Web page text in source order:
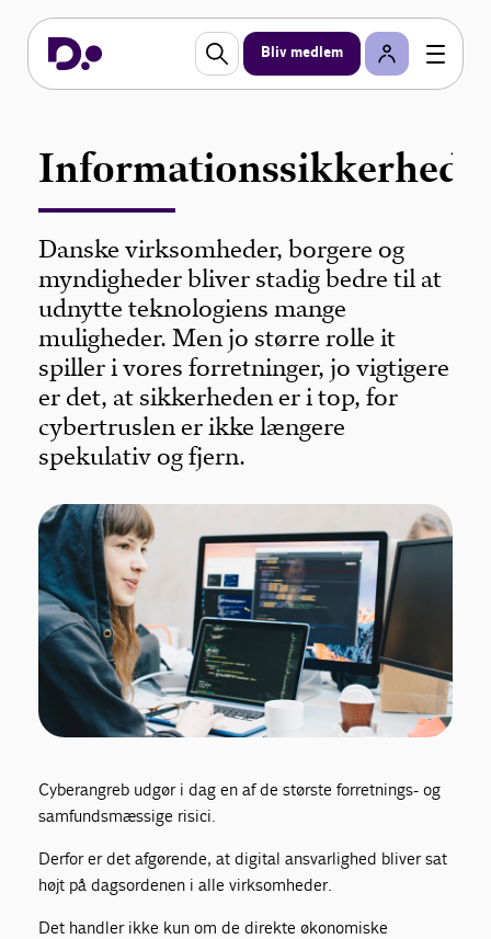
Bliv medlem
Informationssikkerhed
Danske virksomheder, borgere og
myndigheder bliver stadig bedre til at
udnytte teknologiens mange
muligheder. Men jo større rolle it
spiller i vores forretninger, jo vigtigere
er det, at sikkerheden er i top, for
cybertruslen er ikke længere
spekulativ og fjern.
Cyberangreb udgør i dag en af de største forretnings- og
samfundsmæssige risici.
Derfor er det afgørende, at digital ansvarlighed bliver sat
højt på dagsordenen i alle virksomheder.
Det handler ikke kun om de direkte økonomiske